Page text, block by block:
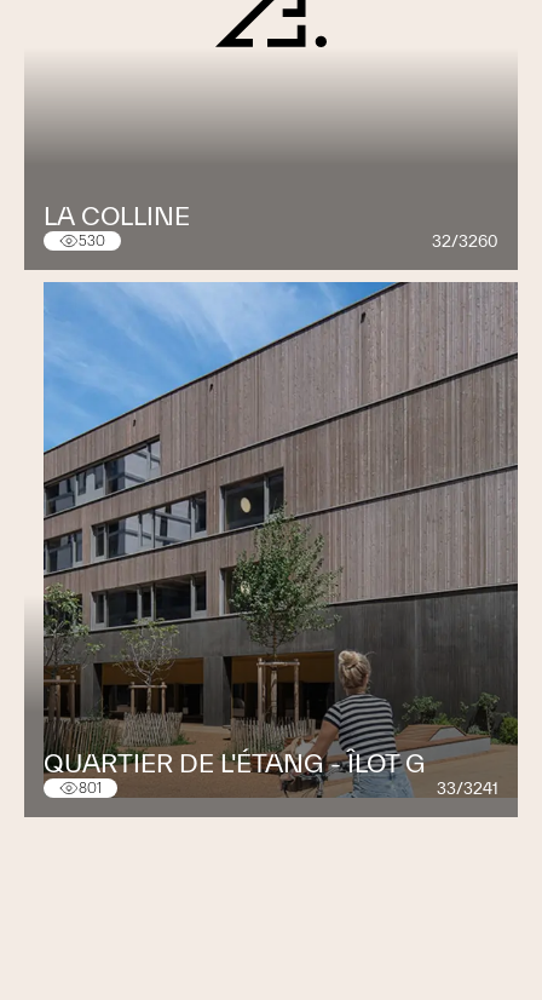
LA COLLINE
530 32/3260
QUARTIER DE L'ÉTANG - ÎLOT G
801 33/3241